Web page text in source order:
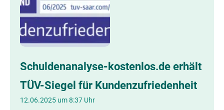
Schuldenanalyse-kostenlos.de erhält
TÜV-Siegel für Kundenzufriedenheit
12.06.2025 um 8:37 Uhr